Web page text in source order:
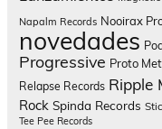
Napalm Records Nooirax
novedades
Progressive Proto
Relapse Records Ripple
Rock Spinda Records
Tee Pee Records